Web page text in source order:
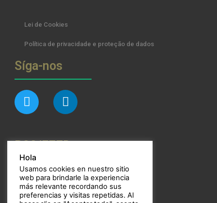
Lei de Cookies
Política de privacidade e proteção de dados
Síga-nos
RSS/FEED
Hola
Usamos cookies en nuestro sitio
web para brindarle la experiencia
más relevante recordando sus
preferencias y visitas repetidas. Al